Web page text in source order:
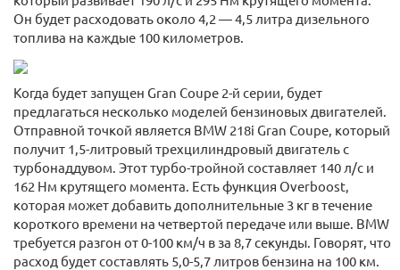
Он будет расходовать около 4,2 — 4,5 литра дизельного
топлива на каждые 100 километров.
Когда будет запущен Gran Coupe 2-й серии, будет
предлагаться несколько моделей бензиновых двигателей.
Отправной точкой является BMW 218i Gran Coupe, который
получит 1,5-литровый трехцилиндровый двигатель с
турбонаддувом. Этот турбо-тройной составляет 140 л/с и
162 Нм крутящего момента. Есть функция Overboost,
которая может добавить дополнительные 3 кг в течение
короткого времени на четвертой передаче или выше. BMW
требуется разгон от 0-100 км/ч в за 8,7 секунды. Говорят, что
расход будет составлять 5,0-5,7 литров бензина на 100 км.